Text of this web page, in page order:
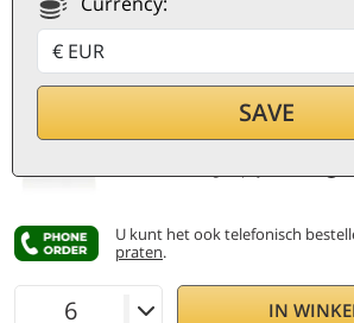
SAVE
15,30€
U kunt het ook telefonisch
praten.
IN